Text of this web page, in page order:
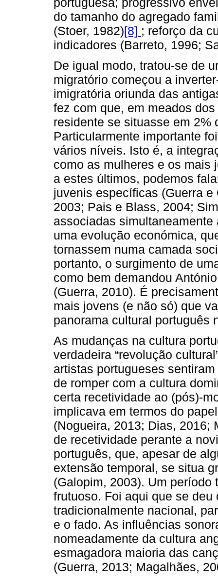
do tamanho do agregado
(Stoer, 1982)[8] ; reforço da
indicadores (Barreto, 1996;
De igual modo, tratou-se de
migratório começou a
imigratória oriunda das
fez com que, em meados
residente se situasse em 2%
Particularmente importante
vários níveis. Isto é, a
como as mulheres e os mais
a estes últimos, podemos
juvenis específicas (Guerra
2003; Pais e Blass, 2004;
associadas
uma evolução económica,
tornassem numa camada
portanto, o surgimento de
como bem demandou
(Guerra, 2010). É
mais jovens (e não só) que
panorama cultural português
As mudanças na cultura
verdadeira “revolução
artistas portugueses
de romper com a cultura
certa recetividade ao (pós)-
implicava em termos do
(Nogueira, 2013; Dias, 2016;
de recetividade perante a
português, que, apesar de
extensão temporal, se situa
(Galopim, 2003). Um
frutuoso. Foi aqui que se
tradicionalmente nacional,
e o fado. As influências
nomeadamente da cultura
esmagadora maioria das
(Guerra, 2013; Magalhães,